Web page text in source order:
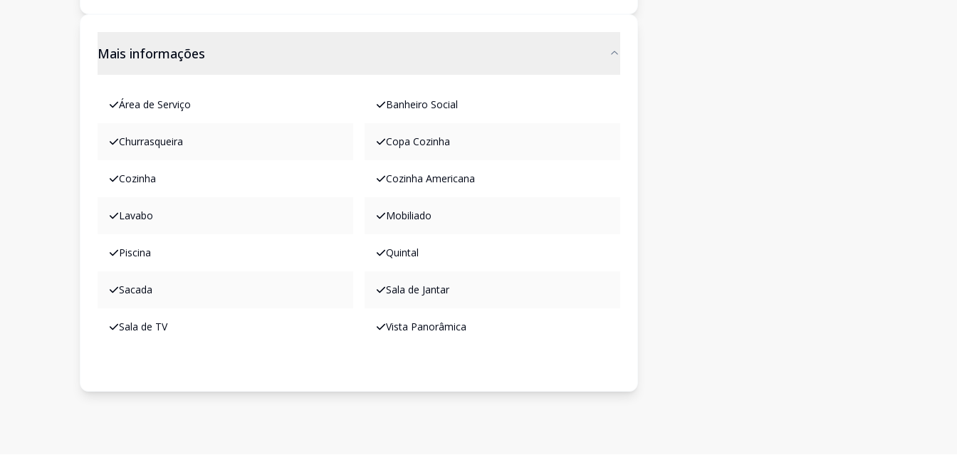
Mais informações
Área de Serviço Banheiro Social
Churrasqueira Copa Cozinha
Cozinha Cozinha Americana
Lavabo Mobiliado
Piscina Quintal
Sacada Sala de Jantar
Sala de TV Vista Panorâmica